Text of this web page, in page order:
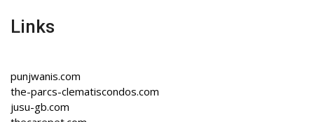
Links
punjwanis.com
the-parcs-clematiscondos.com
jusu-gb.com